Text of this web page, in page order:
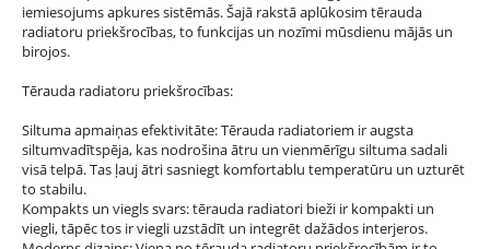
iemiesojums apkures sistēmās. Šajā rakstā aplūkosim tērauda
radiatoru priekšrocības, to funkcijas un nozīmi mūsdienu mājās un
birojos.
Tērauda radiatoru priekšrocības:
Siltuma apmaiņas efektivitāte: Tērauda radiatoriem ir augsta
siltumvadītspēja, kas nodrošina ātru un vienmērīgu siltuma sadali
visā telpā. Tas ļauj ātri sasniegt komfortablu temperatūru un uzturēt
to stabilu.
Kompakts un viegls svars: tērauda radiatori bieži ir kompakti un
viegli, tāpēc tos ir viegli uzstādīt un integrēt dažādos interjeros.